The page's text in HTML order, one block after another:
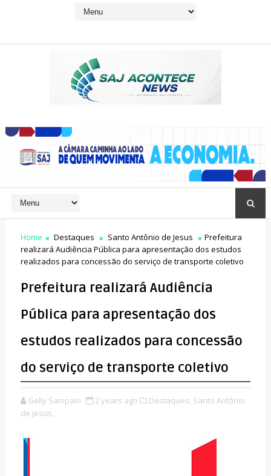
Home Destaques Santo Antônio de Jesus
Prefeitura
realizará Audiência Pública para apresentação dos estudos
realizados para concessão do serviço de transporte coletivo
Prefeitura realizará Audiência
Pública para apresentação dos
estudos realizados para concessão
do serviço de transporte coletivo
Gelly Sampaio 2 years ago Destaques, Santo Antônio
de Jesus,